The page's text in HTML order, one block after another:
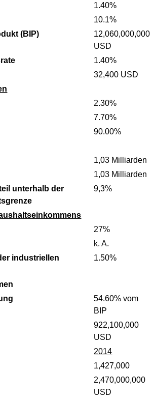
1.40%
10.1%
(BIP)
12,060,000,000
USD
1.40%
32,400 USD
2.30%
7.70%
90.00%
1,03 Milliarden
1,03 Milliarden
unterhalb der
9,3%
27%
k. A.
industriellen
1.50%
54.60% vom
BIP
922,100,000
USD
2014
1,427,000
2,470,000,000
USD